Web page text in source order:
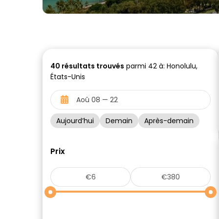
40 résultats trouvés parmi 42 à: Honolulu,
États-Unis
Aujourd’hui Demain Après-demain
Prix